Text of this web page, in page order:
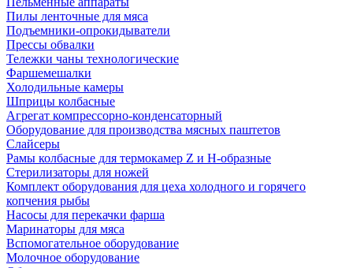
Пилы ленточные для мяса
Подъемники-опрокидыватели
Прессы обвалки
Тележки чаны технологические
Фаршемешалки
Холодильные камеры
Шприцы колбасные
Агрегат компрессорно-конденсаторный
Оборудование для производства мясных паштетов
Слайсеры
Рамы колбасные для термокамер Z и H-образные
Стерилизаторы для ножей
Комплект оборудования для цеха холодного и горячего
копчения рыбы
Насосы для перекачки фарша
Маринаторы для мяса
Вспомогательное оборудование
Молочное оборудование